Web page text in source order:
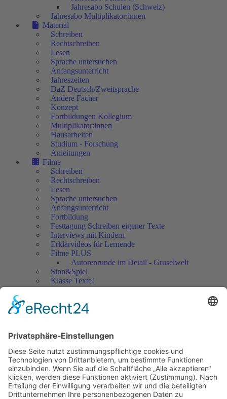
Jahresabo Schulen (Schweiz)
Jahresabo Multiplikator:innen
Material
Schreiben
Rechtschreiben
Lesen
Sprache untersuchen
Anfangsunterricht
Jahreszeiten
DaZ Deutsch/Zweitsprache
Andere Fächer
Konzept
Fortbildungen Kollegium
Multiplikator:innen
Hausarbeiten
Studium - Forschung
Anleitungen
Filme
Schreiben
Rechtschreiben
Lesen
Sprache untersuchen
Anfangsunterricht
Fortbildung
Festtagung Schreiben eigener Texte
Interviews mit Kindern
Erklärvideos für Lernende
Filme PLUS
Autorenrunde im Detail - Gruselwelt
Sinn&Spiel
Klasse Texte!
Filmausschnitte Grundschule
Jedes Kind wertschätzen!
Artikel
Artikel 2018
Artikel 2017
Artikel 2016
Artikel 2015
Artikel 2014